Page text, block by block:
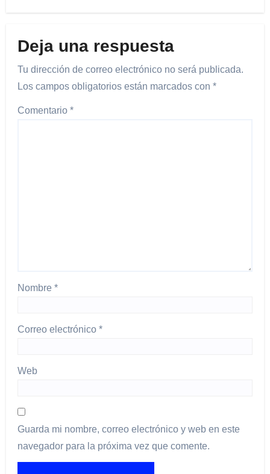
Deja una respuesta
Tu dirección de correo electrónico no será publicada.
Los campos obligatorios están marcados con *
Comentario *
Nombre *
Correo electrónico *
Web
Guarda mi nombre, correo electrónico y web en este
navegador para la próxima vez que comente.